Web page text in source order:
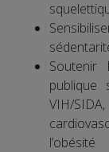
Soutenir
publique
VIH/
l’obésité